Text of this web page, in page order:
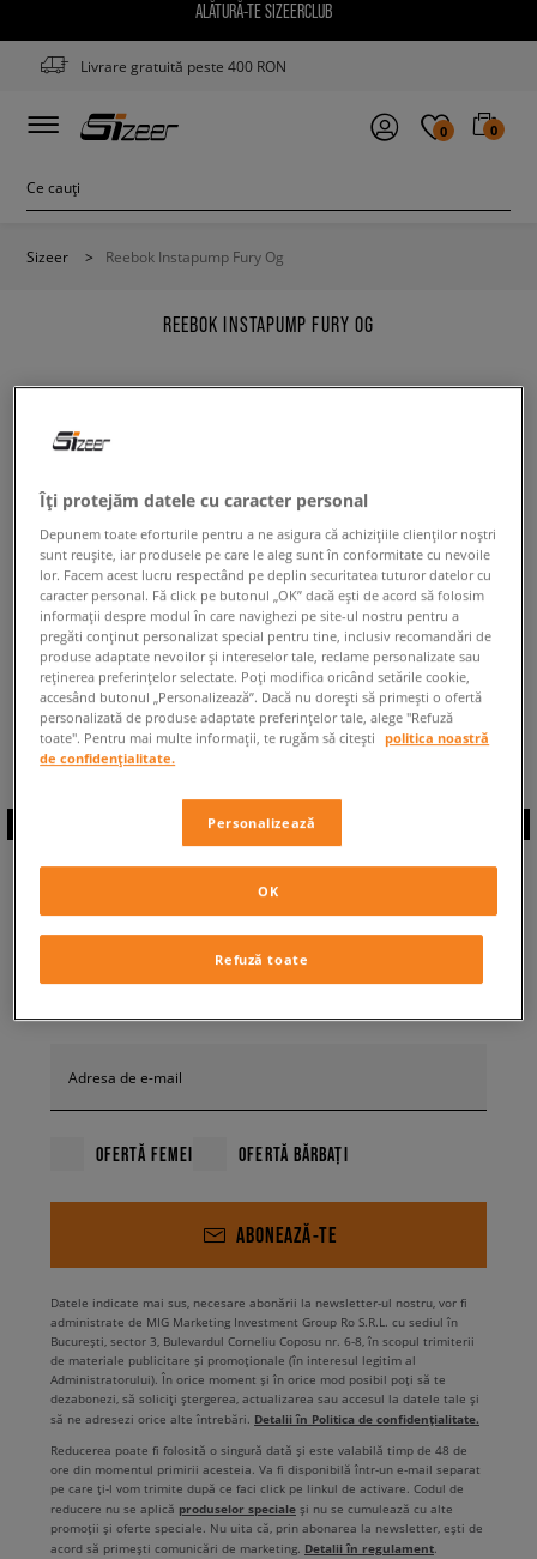
ALĂTURĂ-TE SIZEERCLUB
Livrare gratuită peste 400 RON
0 0
Sizeer > Reebok Instapump Fury Og
REEBOK INSTAPUMP FURY OG
puține filtre.
ÎNAPOI LA MAGAZIN
◾️ Sunt0produse din categoria
Reebok Instapump Fury Og◾️
ABONEAZĂ-TE LA
NEWSLETTER
Adresa de e-mail
OFERTĂ FEMEI OFERTĂ BĂRBAȚI
ABONEAZĂ-TE
Datele indicate mai sus, necesare abonării la newsletter-ul nostru, vor fi
administrate de MIG Marketing Investment Group Ro S.R.L. cu sediul în
București, sector 3, Bulevardul Corneliu Coposu nr. 6-8, în scopul trimiterii
de materiale publicitare și promoționale (în interesul legitim al
Administratorului). În orice moment și în orice mod posibil poți să te
dezabonezi, să soliciți ștergerea, actualizarea sau accesul la datele tale și
să ne adresezi orice alte întrebări. Detalii în Politica de confidențialitate.
Reducerea poate fi folosită o singură dată și este valabilă timp de 48 de
ore din momentul primirii acesteia. Va fi disponibilă într-un e-mail separat
pe care ți-l vom trimite după ce faci click pe linkul de activare. Codul de
reducere nu se aplică produselor speciale și nu se cumulează cu alte
promoții și oferte speciale. Nu uita că, prin abonarea la newsletter, ești de
acord să primești comunicări de marketing. Detalii în regulament.
Îți protejăm datele cu caracter personal
Depunem toate eforturile pentru a ne asigura că achizițiile clienților noștri
sunt reușite, iar produsele pe care le aleg sunt în conformitate cu nevoile
lor. Facem acest lucru respectând pe deplin securitatea tuturor datelor cu
caracter personal. Fă click pe butonul „OK” dacă ești de acord să folosim
informații despre modul în care navighezi pe site-ul nostru pentru a
pregăti conținut personalizat special pentru tine, inclusiv recomandări de
produse adaptate nevoilor și intereselor tale, reclame personalizate sau
reținerea preferințelor selectate. Poți modifica oricând setările cookie,
accesând butonul „Personalizează”. Dacă nu dorești să primești o ofertă
personalizată de produse adaptate preferințelor tale, alege "Refuză
toate". Pentru mai multe informații, te rugăm să citești
politica noastră
de confidențialitate.
Personalizează
Refuză toate
OK